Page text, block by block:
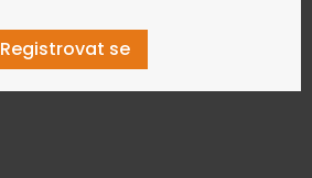
Registrovat se